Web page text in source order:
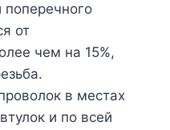
от
чем на 15%,
в местах
и по всей